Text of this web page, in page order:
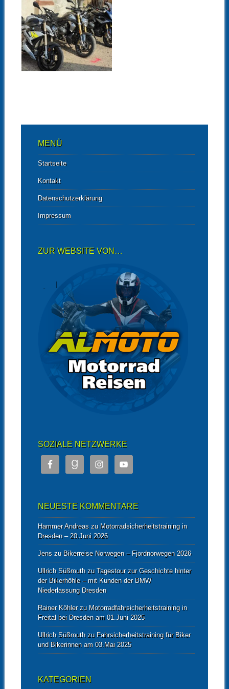
26.07.21
ALMOTO BEIM
EVENT
„MOTORRAD ON
TOUR“ VON BMW
MOTORRAD
SACHSEN AUF
SCHLOSS M
MENÜ
Startseite
Kontakt
Datenschutzerklärung
Impressum
ZUR WEBSITE VON…
SOZIALE NETZWERKE
NEUESTE KOMMENTARE
Hammer Andreaszu Motorradsicherheitstraining in
Dresden – 20.Juni 2026
Jenszu Bikerreise Norwegen – Fjordnorwegen 2026
Ullrich Süßmuthzu Tagestour zur Geschichte hinter
der Bikerhöhle – mit Kunden der BMW
Niederlassung Dresden
Rainer Köhlerzu Motorradfahrsicherheitstraining in
Freital bei Dresden am 01.Juni 2025
Ullrich Süßmuthzu Fahrsicherheitstraining für Biker
und Bikerinnen am 03.Mai 2025
KATEGORIEN